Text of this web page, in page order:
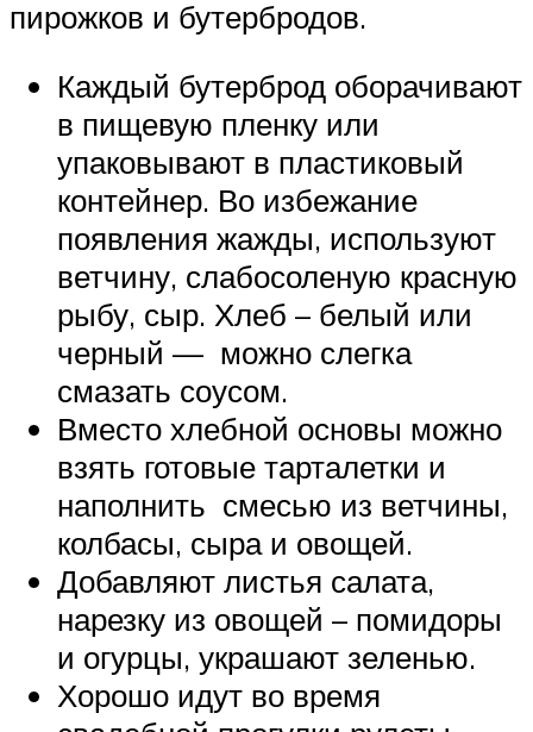
пирожков и бутербродов.
Каждый бутерброд оборачивают
в пищевую пленку или
упаковывают в пластиковый
контейнер. Во избежание
появления жажды, используют
ветчину, слабосоленую красную
рыбу, сыр. Хлеб – белый или
черный — можно слегка
смазать соусом.
Вместо хлебной основы можно
взять готовые тарталетки и
наполнить смесью из ветчины,
колбасы, сыра и овощей.
Добавляют листья салата,
нарезку из овощей – помидоры
и огурцы, украшают зеленью.
Хорошо идут во время